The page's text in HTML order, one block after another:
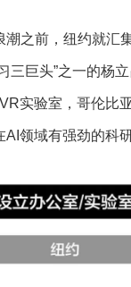
潮之前，纽约就汇
三巨头”之一的杨
实验室，哥伦比
领域有强劲的科研